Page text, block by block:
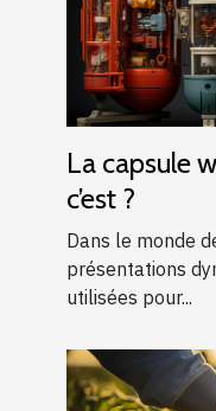
La capsule
c’est ?
Dans le monde
présentations
utilisées pour...